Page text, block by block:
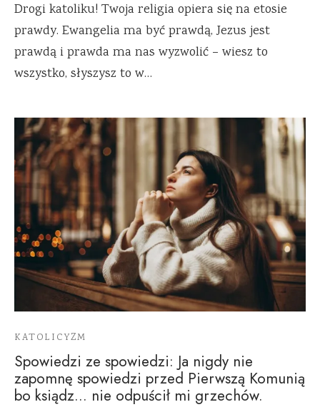
Drogi katoliku! Twoja religia opiera się na etosie
prawdy. Ewangelia ma być prawdą, Jezus jest
prawdą i prawda ma nas wyzwolić – wiesz to
wszystko, słyszysz to w…
KATOLICYZM
Spowiedzi ze spowiedzi: Ja nigdy nie
zapomnę spowiedzi przed Pierwszą Komunią
bo ksiądz… nie odpuścił mi grzechów.